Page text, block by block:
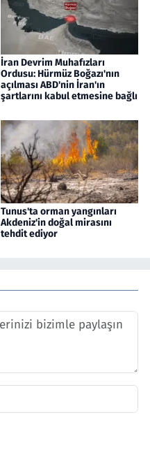
İran Devrim Muhafızları
Ordusu: Hürmüz Boğazı'nın
açılması ABD'nin İran'ın
şartlarını kabul etmesine bağlı
Tunus'ta orman yangınları
Akdeniz'in doğal mirasını
tehdit ediyor